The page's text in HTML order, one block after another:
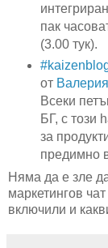
пак
(3.00 тук).
от
Всеки
БГ, с този
за
предимно
Няма да е зле
маркетингов
включили и